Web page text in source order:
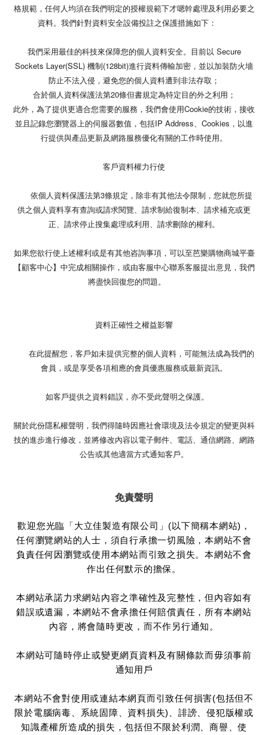
格規範，任何人均須在我們明定的授權規範下才嗯幹處理及利用必要之
資料。我們針對資料安全設備投註之保護措施如下：
我們采用最佳的科技來保障您的個人資料安全。目前以 Secure
Sockets Layer(SSL) 機制(128bit)進行資料傳輸加密，並以加裝防火墻
防止不法入侵，避免您的個人資料遭到非法存取；
合於個人資料保護法第20條但書規定為特定目的外之利用；
此外，為了提供更適合您需要的服務，我們會使用Cookie的技術，接收
並且記錄您瀏覽器上的伺服器數值，包括IP Address、Cookies，以進
行提供與產品更新及網路服務優化有關的工作時使用。
客戶資料權力行使
依個人資料保護法第3條規定，除非有其他法令限制，您就您所提
供之個人資料享有查詢或請求閱覽、請求制給復制本、請求補充或更
正、請求停止搜集處理或利用、請求刪除的權利。
如果您欲行使上述權利或是有其他咨詢事項，可以至芭樂購物商城平臺
【顧客中心】中完成相關操作，或由客服中心聯系客服提出意見，我們
將盡快回復您的問題。
資料正確性之權益影響
在此提醒您，客戶如未提供完整的個人資料，可能無法成為我們的
會員，或是享受各項相應的會員優惠服務或最新資訊。
如客戶提供之資料錯誤，亦不受此聲明之保護。
關於此份隱私權聲明，我們得隨時因應社會環境及法令規定的變更與科
技的進步進行修改，並將修改內容以電子郵件、電話、通信網路、網路
公告或其他適當方式通知客戶。
免責聲明
歡迎您光臨「大立佳製造有限公司」(以下簡稱本網站)，
任何瀏覽網站的人士，須自行承擔一切風險，本網站不會
負責任何因瀏覽或使用本網站而引致之損失。本網站不會
作出任何默示的擔保。
本網站承諾力求網站內容之準確性及完整性，但內容如有
錯誤或遺漏，本網站不會承擔任何賠償責任，所有本網站
內容，將會隨時更改，而不作另行通知。
本網站可隨時停止或變更網頁資料及有關條款而毋須事前
通知用戶
本網站不會對使用或連結本網頁而引致任何損害(包括但不
限於電腦病毒、系統固障、資料損失)、誹謗、侵犯版權或
知識產權所造成的損失，包括但不限於利潤、商譽、使